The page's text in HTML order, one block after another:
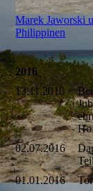
Marek Jaworski
Philippinen
2016
13.11.2016
Ho
02.07.2016
01.01.2016